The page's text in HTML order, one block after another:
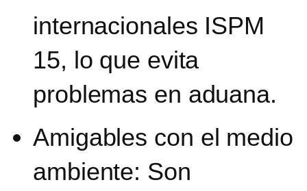
internacionales ISPM
15, lo que evita
problemas en aduana.
Amigables con el medio
ambiente: Son